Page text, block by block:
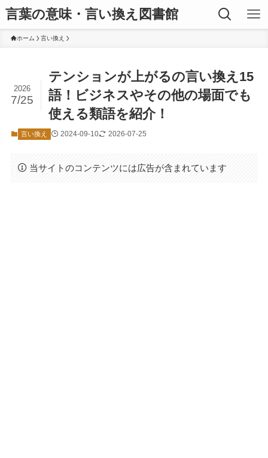
言葉の意味・言い換え図書館
ホーム 言い換え
テンションが上がるの言い換え15
語！ビジネスやその他の場面でも
使える類語を紹介！
2026
7/25
言い換え 2024-09-10 2026-07-25
当サイトのコンテンツには広告が含まれています